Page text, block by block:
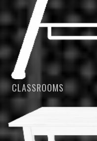
CLASSROOMS